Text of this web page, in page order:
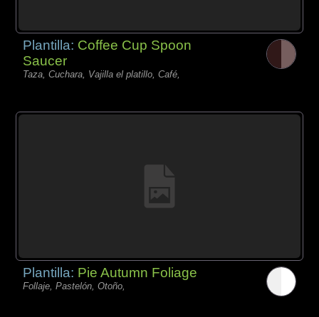
Plantilla: Coffee Cup Spoon
Saucer
Taza, Cuchara, Vajilla el platillo, Café,
Plantilla: Pie Autumn Foliage
Follaje, Pastelón, Otoño,